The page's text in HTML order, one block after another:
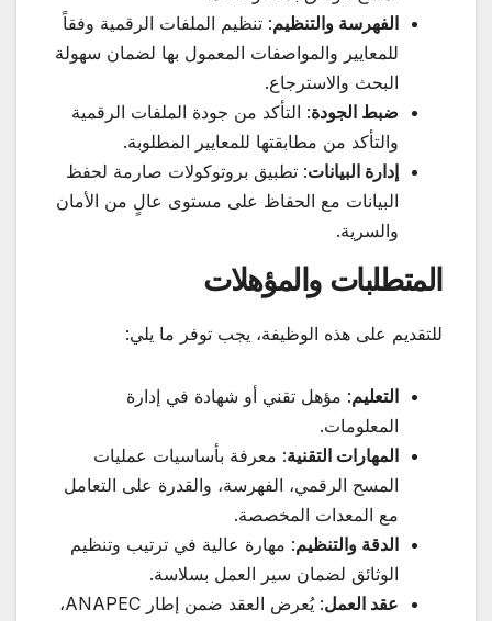
الفهرسة والتنظيم: تنظيم الملفات الرقمية وفقاً
للمعايير والمواصفات المعمول بها لضمان سهولة
البحث والاسترجاع.
ضبط الجودة: التأكد من جودة الملفات الرقمية
والتأكد من مطابقتها للمعايير المطلوبة.
إدارة البيانات: تطبيق بروتوكولات صارمة لحفظ
البيانات مع الحفاظ على مستوى عالٍ من الأمان
والسرية.
المتطلبات والمؤهلات
للتقديم على هذه الوظيفة، يجب توفر ما يلي:
التعليم: مؤهل تقني أو شهادة في إدارة
المعلومات.
المهارات التقنية: معرفة بأساسيات عمليات
المسح الرقمي، الفهرسة، والقدرة على التعامل
مع المعدات المخصصة.
الدقة والتنظيم: مهارة عالية في ترتيب وتنظيم
الوثائق لضمان سير العمل بسلاسة.
عقد العمل
: يُعرض العقد ضمن إطار ANAPEC،